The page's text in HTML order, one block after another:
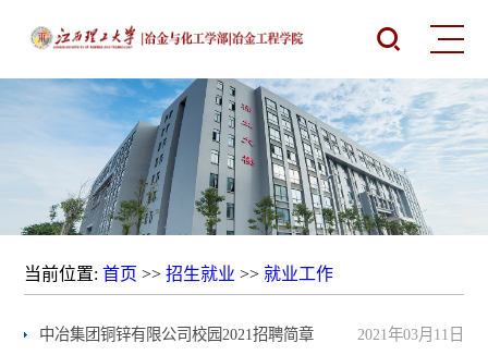
当前位置:首页 >>招生就业 >>就业工作
中冶集团铜锌有限公司校园2021招聘简章 2021年03月11日